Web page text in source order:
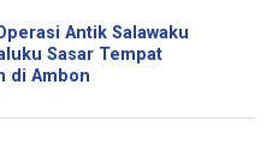
Antik Salawaku
Sasar Tempat
di Ambon